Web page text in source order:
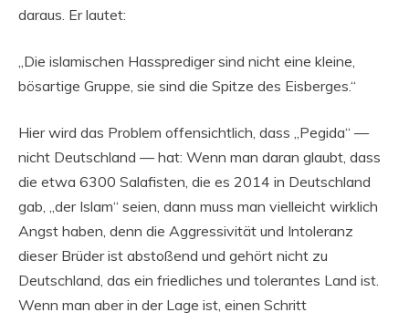
daraus. Er lautet:
„Die islamischen Hassprediger sind nicht eine kleine,
bösartige Gruppe, sie sind die Spitze des Eisberges.“
Hier wird das Problem offensichtlich, dass „Pegida“ —
nicht Deutschland — hat: Wenn man daran glaubt, dass
die etwa 6300 Salafisten, die es 2014 in Deutschland
gab, „der Islam“ seien, dann muss man vielleicht wirklich
Angst haben, denn die Aggressivität und Intoleranz
dieser Brüder ist abstoßend und gehört nicht zu
Deutschland, das ein friedliches und tolerantes Land ist.
Wenn man aber in der Lage ist, einen Schritt